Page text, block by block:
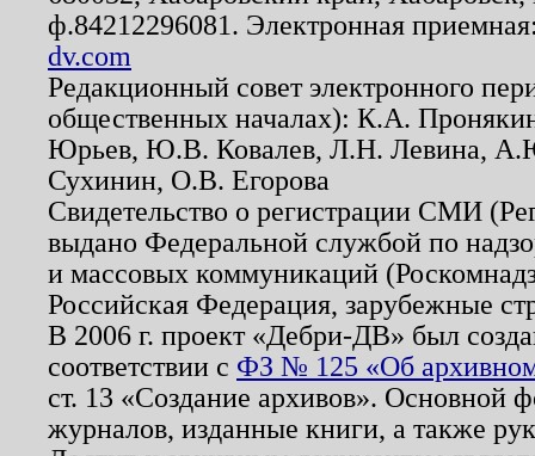
ф.84212296081. Электронная
dv.com
Редакционный совет электронного
общественных началах): К.А.
Юрьев, Ю.В. Ковалев, Л.Н. Левина,
Сухинин, О.В. Егорова
Свидетельство о регистрации СМИ
выдано Федеральной службой по
и массовых коммуникаций
Российская Федерация, зарубежные
В 2006 г. проект «Дебри-ДВ» был
соответствии с ФЗ № 125 «Об
ст. 13 «Создание архивов». Основной
журналов, изданные книги, а также